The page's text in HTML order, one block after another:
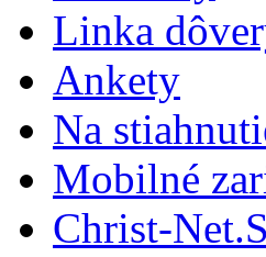
Linka
Ankety
Na
Mobilné
Christ-